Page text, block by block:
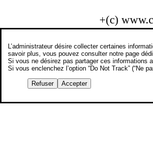
+(c)
L’administrateur désire collecter certaines
savoir plus, vous pouvez consulter notre page
Si vous ne désirez pas partager ces informations
Si vous enclenchez l’option “Do Not Track” (“Ne
Refuser Accepter